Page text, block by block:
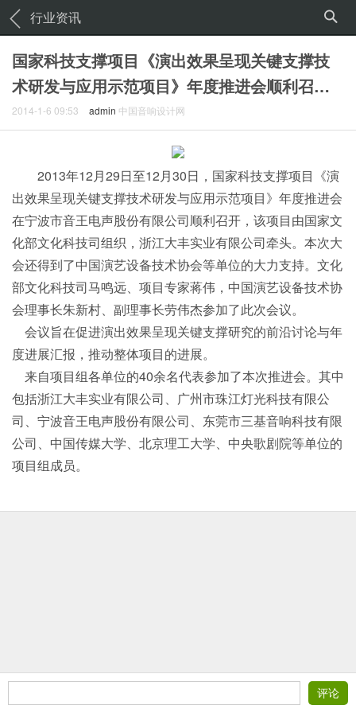
行业资讯
国家科技支撑项目《演出效果呈现关键支撑技
术研发与应用示范项目》年度推进会顺利召…
2014-1-6 09:53 admin 中国音响设计网
2013年12月29日至12月30日，国家科技支撑项目《演
出效果呈现关键支撑技术研发与应用示范项目》年度推进会
在宁波市音王电声股份有限公司顺利召开，该项目由国家文
化部文化科技司组织，浙江大丰实业有限公司牵头。本次大
会还得到了中国演艺设备技术协会等单位的大力支持。文化
部文化科技司马鸣远、项目专家蒋伟，中国演艺设备技术协
会理事长朱新村、副理事长劳伟杰参加了此次会议。
会议旨在促进演出效果呈现关键支撑研究的前沿讨论与年
度进展汇报，推动整体项目的进展。
来自项目组各单位的40余名代表参加了本次推进会。其中
包括浙江大丰实业有限公司、广州市珠江灯光科技有限公
司、宁波音王电声股份有限公司、东莞市三基音响科技有限
公司、中国传媒大学、北京理工大学、中央歌剧院等单位的
项目组成员。
评论